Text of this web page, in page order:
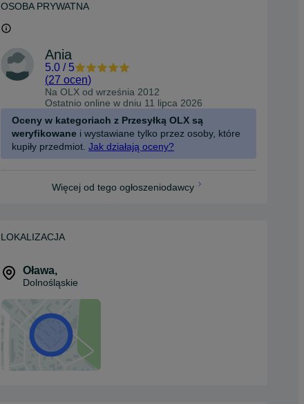
OSOBA PRYWATNA
Ania
5.0 / 5
(27 ocen)
Na OLX od września 2012
Ostatnio online w dniu 11 lipca 2026
Oceny w kategoriach z Przesyłką OLX są
weryfikowane i wystawiane tylko przez osoby, które
kupiły przedmiot. Jak działają oceny?
Więcej od tego ogłoszeniodawcy
LOKALIZACJA
Oława,
Dolnośląskie